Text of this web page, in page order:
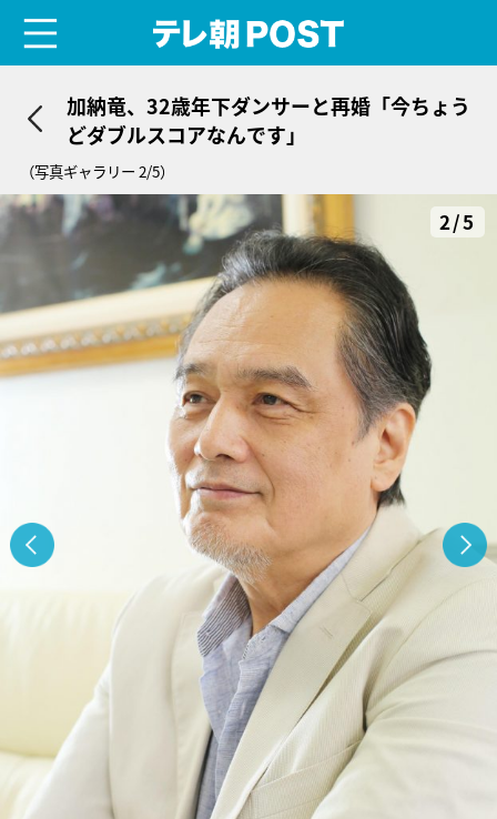
加納竜、32歳年下ダンサーと再婚「今ちょう
どダブルスコアなんです」
（写真ギャラリー 2/5）
2/5